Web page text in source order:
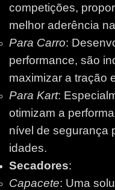
competições,
melhor aderência
Para Carro:
performance, são
maximizar a tração
Para Kart:
otimizam a
nível de segurança
idades.
Secadores:
Capacete: Uma